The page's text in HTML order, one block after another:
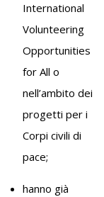
International
Volunteering
Opportunities
for All o
nell’ambito dei
progetti per i
Corpi civili di
pace;
hanno già